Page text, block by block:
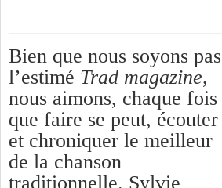
Bien que nous soyons pas
l’estimé Trad magazine,
nous aimons, chaque fois
que faire se peut, écouter
et chroniquer le meilleur
de la chanson
traditionnelle. Sylvie